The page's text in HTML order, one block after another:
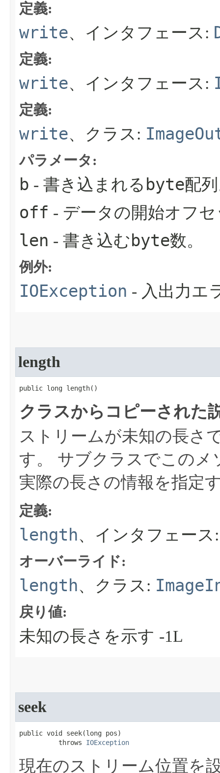
定義:
write、インタフェース:
定義:
write、インタフェース:
定義:
write、クラス:
パラメータ:
b - 書き込まれる byte配
off - データの開始オフ
len - 書き込む byte数。
例外:
IOException - 入出力エ
length
public long length​()
クラスからコピーされた
ストリームが未知の長さ
す。
サブクラスでこのメ
実際の長さの情報を指定
定義:
length、インタフェー
オーバーライド:
length、クラス:
戻り値:
未知の長さを示す -1L
seek
public void seek​(long pos)
          throws
IOException
現在のストリーム位置を